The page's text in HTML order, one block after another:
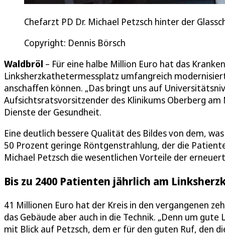
Chefarzt PD Dr. Michael Petzsch hinter der
Copyright: Dennis Börsch
Waldbröl – Für eine halbe Million Euro hat das
Linksherzkathetermessplatz umfangreich
anschaffen können. „Das bringt uns auf
Aufsichtsratsvorsitzender des Klinikums Oberberg
Dienste der Gesundheit.
Eine deutlich bessere Qualität des Bildes von dem,
50 Prozent geringe Röntgenstrahlung, der die
Michael Petzsch die wesentlichen Vorteile der
Bis zu 2400 Patienten jährlich am
41 Millionen Euro hat der Kreis in den vergangenen
das Gebäude aber auch in die Technik. „Denn um
mit Blick auf Petzsch, dem er für den guten Ruf, den